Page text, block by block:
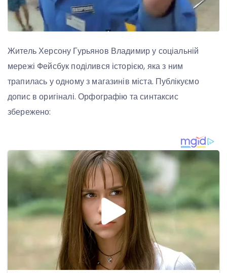
Житель Херсону Гурьянов Владимир у соціальній
мережі Фейсбук поділився історією, яка з ним
трапилась у одному з магазинів міста. Публікуємо
допис в оригіналі. Орфографію та синтаксис
збережено: